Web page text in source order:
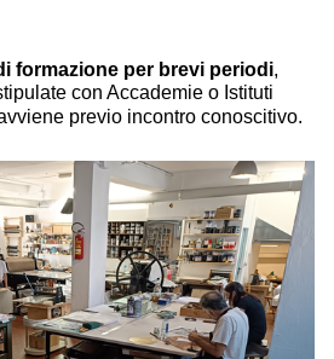
formazione per brevi periodi,
con Accademie o Istituti
previo incontro conoscitivo.